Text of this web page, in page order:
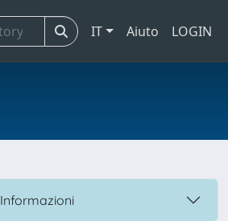
IT Aiuto LOGIN
Informazioni